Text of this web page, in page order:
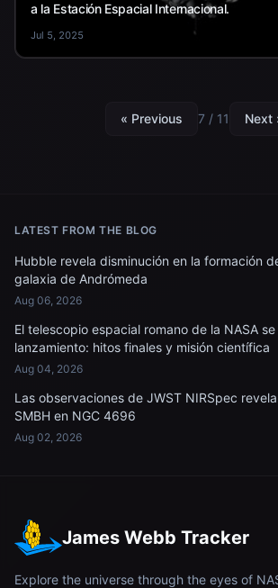
a la Estación Espacial Internacional.
Jul 5, 2025
« Previous 7 / 11 Next
LATEST FROM THE BLOG
Hubble revela disminución en la formación
galaxia de Andrómeda
Aug 06, 2026
El telescopio espacial romano de la NASA
lanzamiento: hitos finales y misión científica
Aug 04, 2026
Las observaciones de JWST NIRSpec
SMBH en NGC 4696
Aug 02, 2026
James Webb Tracker
Explore the universe through the eyes of